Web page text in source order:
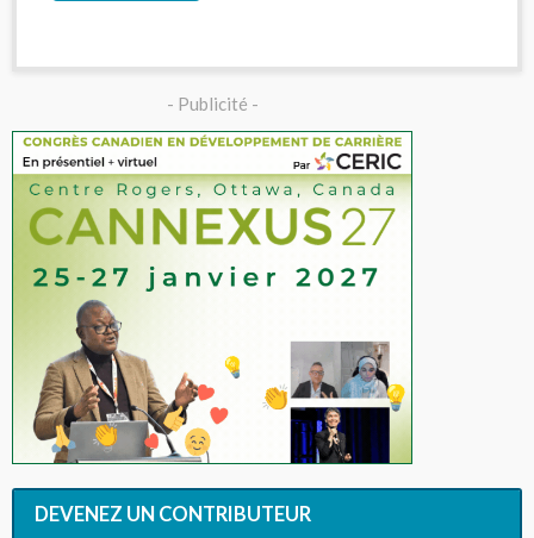
- Publicité -
DEVENEZ UN CONTRIBUTEUR